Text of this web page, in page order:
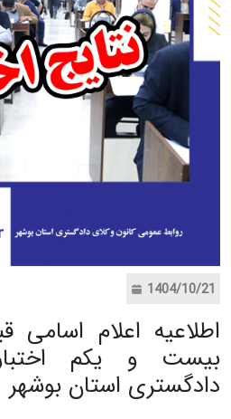
1404/10/21
اطلاعیه اعلام اسامی
بیست و یکم
دادگستری استان بوشهر